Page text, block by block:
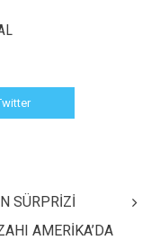
SÜRPRİZİ
AMERİKA’DA